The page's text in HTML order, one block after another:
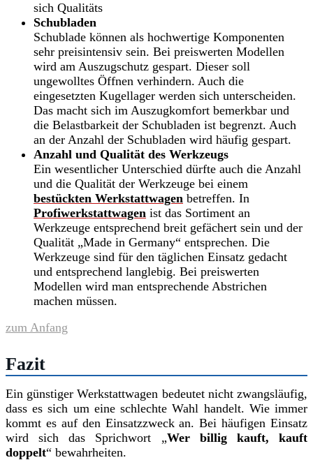
sich Qualitäts
Schubladen
Schublade können als hochwertige Komponenten
sehr preisintensiv sein. Bei preiswerten Modellen
wird am Auszugschutz gespart. Dieser soll
ungewolltes Öffnen verhindern. Auch die
eingesetzten Kugellager werden sich unterscheiden.
Das macht sich im Auszugkomfort bemerkbar und
die Belastbarkeit der Schubladen ist begrenzt. Auch
an der Anzahl der Schubladen wird häufig gespart.
Anzahl und Qualität des Werkzeugs
Ein wesentlicher Unterschied dürfte auch die Anzahl
und die Qualität der Werkzeuge bei einem
bestückten Werkstattwagen betreffen. In
Profiwerkstattwagen ist das Sortiment an
Werkzeuge entsprechend breit gefächert sein und der
Qualität „Made in Germany“ entsprechen. Die
Werkzeuge sind für den täglichen Einsatz gedacht
und entsprechend langlebig. Bei preiswerten
Modellen wird man entsprechende Abstrichen
machen müssen.
zum Anfang
Fazit
Ein günstiger Werkstattwagen bedeutet nicht zwangsläufig,
dass es sich um eine schlechte Wahl handelt. Wie immer
kommt es auf den Einsatzzweck an. Bei häufigen Einsatz
wird sich das Sprichwort „Wer billig kauft, kauft
doppelt“ bewahrheiten.